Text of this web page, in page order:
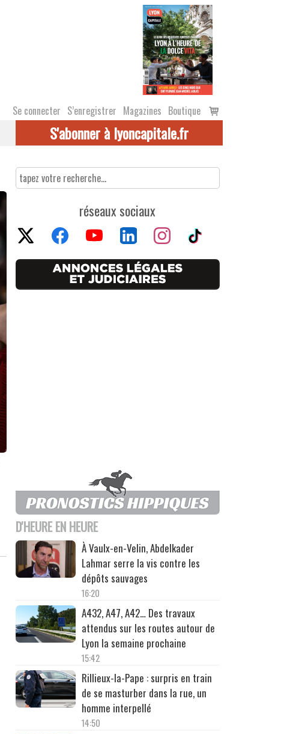
Se connecter S’enregistrer Magazines Boutique
Voir
le
S'abonner à lyoncapitale.fr
réseaux sociaux
D'HEURE EN HEURE
À Vaulx-en-Velin, Abdelkader
Lahmar serre la vis contre les
dépôts sauvages
16:20
A432, A47, A42… Des travaux
attendus sur les routes autour de
Lyon la semaine prochaine
15:42
Rillieux-la-Pape : surpris en train
de se masturber dans la rue, un
homme interpellé
14:50